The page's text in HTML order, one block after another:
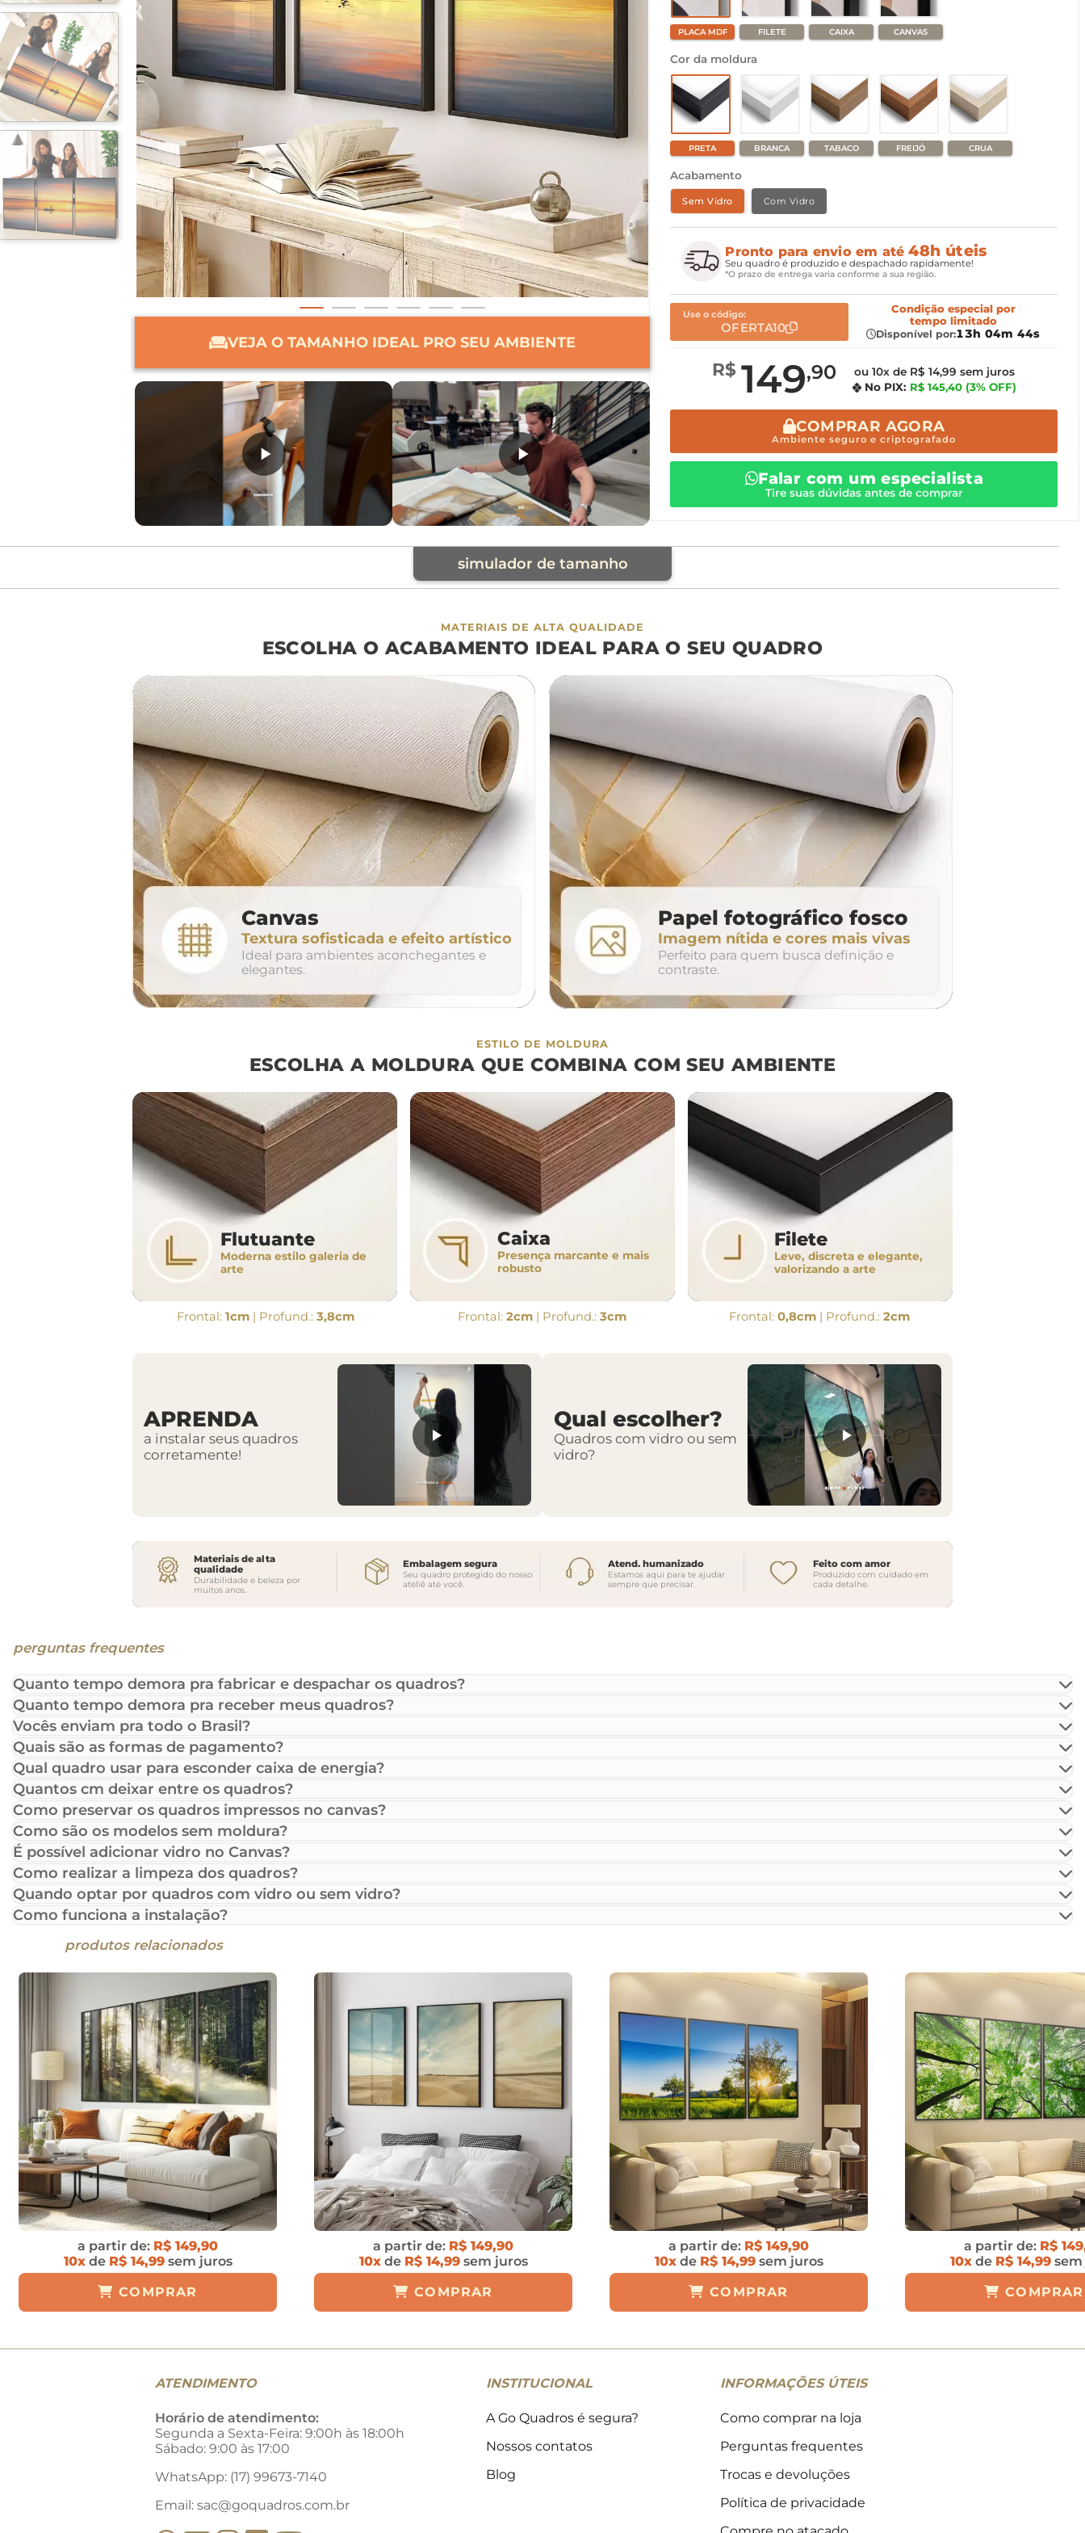
VEJA O TAMANHO IDEAL PRO SEU AMBIENTE
PLACA MDF FILETE CAIXA CANVAS
Cor da moldura
PRETA BRANCA TABACO FREIJÓ CRUA
Acabamento
Sem Vidro Com Vidro
Pronto para envio em até48h úteis
Seu quadro é produzido e despachado rapidamente!
*O prazo de entrega varia conforme a sua região.
Use o código:
OFERTA10
Condição especialpor
tempo limitado
Disponível por:13h 04m 42s
R$ 149,90
ou 10x de R$ 14,99 sem juros
No PIX: R$ 145,40 (3% OFF)
COMPRAR AGORA
Ambiente seguro e criptografado
Falar com um especialista
Tire suas dúvidas antes de comprar
simulador de tamanho
largura aproximada
160cm 200cm 240cm
280cm 320cm
conjunto
avulso duo trio
o tamanho ideal para o seu ambiente é
dúvidas? Fale com nossa
equipe de atendimento!
MATERIAIS DE ALTA QUALIDADE
ESCOLHA O ACABAMENTO IDEAL PARA O SEU QUADRO
Canvas
Textura sofisticada e efeito artístico
Ideal para ambientes aconchegantes e
elegantes.
Papel fotográfico fosco
Imagem nítida e cores mais vivas
Perfeito para quem busca definição e
contraste.
ESTILO DE MOLDURA
ESCOLHA A MOLDURA QUE COMBINA COM SEU AMBIENTE
Flutuante
Moderna estilo galeria de
arte
Frontal: 1cm| Profund.: 3,8cm
Caixa
Presença marcante e mais
robusto
Frontal:2cm | Profund.:3cm
Filete
Leve, discreta e elegante,
valorizando a arte
Frontal:0,8cm | Profund.:2cm
APRENDA
a instalar seus quadros
corretamente!
Qual escolher?
Quadros com vidro ou sem
vidro?
Materiais de alta
qualidade
Durabilidade e beleza por
muitos anos.
Embalagem segura
Seu quadro protegido do nosso
ateliê até você.
Atend. humanizado
Estamos aqui para te ajudar
sempre que precisar.
Feito com amor
Produzido com cuidado em
cada detalhe.
perguntas frequentes
Quanto tempo demora pra fabricar e despachar os quadros?
Quanto tempo demora pra receber meus quadros?
Vocês enviam pra todo o Brasil?
Quais são as formas de pagamento?
Qual quadro usar para esconder caixa de energia?
Quantos cm deixar entre os quadros?
Como preservar os quadros impressos no canvas?
Como são os modelos sem moldura?
É possível adicionar vidro no Canvas?
Como realizar a limpeza dos quadros?
Quando optar por quadros com vidro ou sem vidro?
Como funciona a instalação?
produtos relacionados
a partir de: R$ 149,90
10xde R$ 14,99sem juros
COMPRAR
a partir de: R$ 149,90
10xde R$ 14,99sem juros
COMPRAR
a partir de: R$ 149,90
10xde R$ 14,99sem juros
COMPRAR
a partir de: R$
10xde R$ 14,99sem
COMPRAR
ATENDIMENTO
Horário de atendimento:
Segunda a Sexta-Feira: 9:00h às 18:00h
Sábado: 9:00 às 17:00
WhatsApp: (17) 99673-7140
Email: sac@goquadros.com.br
INSTITUCIONAL
A Go Quadros é segura?
Nossos contatos
Blog
INFORMAÇÕES ÚTEIS
Como comprar na loja
Perguntas frequentes
Trocas e devoluções
Política de privacidade